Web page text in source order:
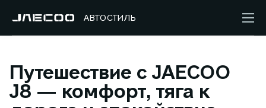
АВТОСТИЛЬ
Путешествие с JAECOO
J8 — комфорт, тяга к